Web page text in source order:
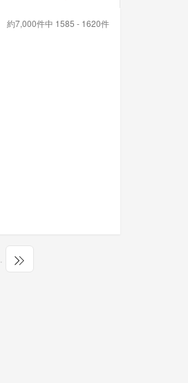
約7,000件中 1585 - 1620件